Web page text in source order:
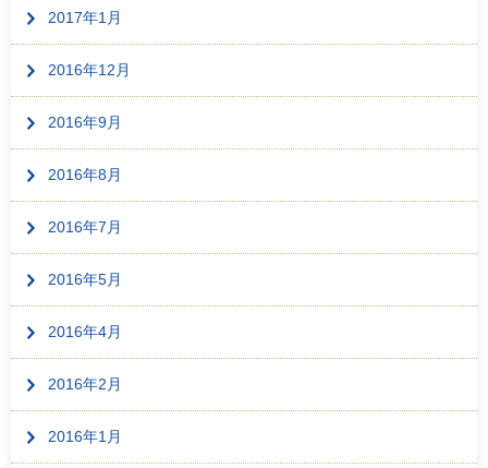
2017年1月
2016年12月
2016年9月
2016年8月
2016年7月
2016年5月
2016年4月
2016年2月
2016年1月